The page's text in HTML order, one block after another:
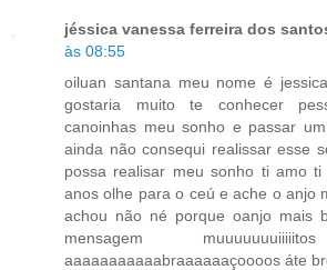
jéssica vanessa ferreira dos
às 08:55
oiluan santana meu nome é
gostaria muito te conhecer
canoinhas meu sonho e passar
ainda não consequi realissar esse
possa realisar meu sonho ti amo
anos olhe para o ceú e ache o anjo
achou não né porque oanjo mais
mensagem
aaaaaaaaaaabraaaaaaçoooos áte